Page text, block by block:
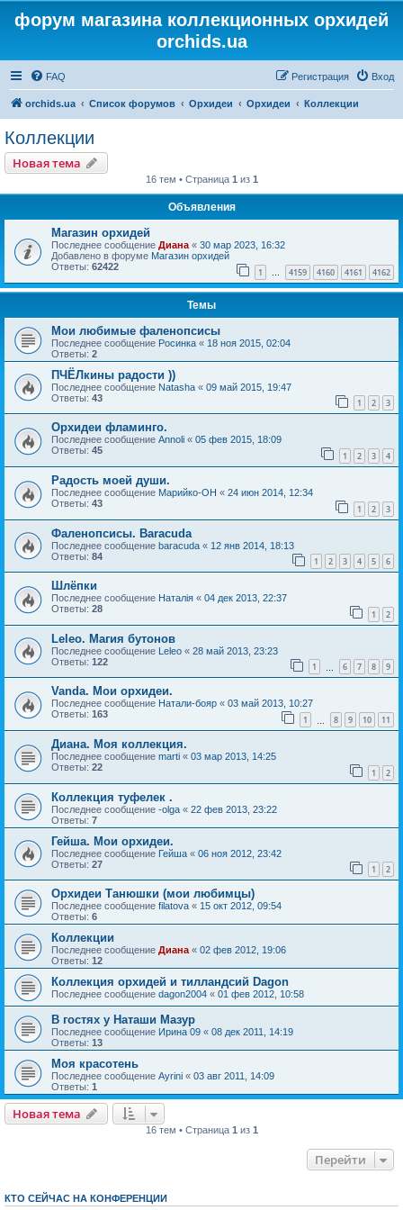
форум магазина коллекционных орхидей
orchids.ua
FAQ Вход
Регистрация
orchids.ua Список форумов Орхидеи Орхидеи Коллекции
Коллекции
Новая тема
16 тем • Страница 1 из 1
Объявления
Магазин орхидей
Последнее сообщение Диана « 30 мар 2023, 16:32
Добавлено в форуме Магазин орхидей
Ответы: 62422 1 … 4159 4160 4161 4162
Темы
Мои любимые фаленопсисы
Последнее сообщение Росинка « 18 ноя 2015, 02:04
Ответы: 2
ПЧЁЛкины радости ))
Последнее сообщение Natasha « 09 май 2015, 19:47
Ответы: 43 1 2 3
Орхидеи фламинго.
Последнее сообщение Annoli « 05 фев 2015, 18:09
Ответы: 45 1 2 3 4
Радость моей души.
Последнее сообщение Марийко-ОН « 24 июн 2014, 12:34
Ответы: 43 1 2 3
Фаленопсисы. Baracuda
Последнее сообщение baracuda « 12 янв 2014, 18:13
Ответы: 84 1 2 3 4 5 6
Шлёпки
Последнее сообщение Наталія « 04 дек 2013, 22:37
Ответы: 28 1 2
Leleo. Магия бутонов
Последнее сообщение Leleo « 28 май 2013, 23:23
Ответы: 122 1 6 7 8 9
Vanda. Мои орхидеи.
Последнее сообщение Натали-бояр « 03 май 2013, 10:27
Ответы: 163 1 8 9 10 11
Диана. Моя коллекция.
Последнее сообщение marti « 03 мар 2013, 14:25
Ответы: 22 1 2
Коллекция туфелек .
Последнее сообщение -olga « 22 фев 2013, 23:22
Ответы: 7
Гейша. Мои орхидеи.
Последнее сообщение Гейша « 06 ноя 2012, 23:42
Ответы: 27 1 2
Орхидеи Танюшки (мои любимцы)
Последнее сообщение filatova « 15 окт 2012, 09:54
Ответы: 6
Коллекции
Последнее сообщение Диана« 02 фев 2012, 19:06
Ответы: 12
Коллекция орхидей и тилландсий Dagon
Последнее сообщение dagon2004 « 01 фев 2012, 10:58
В гостях у Наташи Мазур
Последнее сообщение Ирина 09 « 08 дек 2011, 14:19
Ответы: 13
Моя красотень
Последнее сообщение Ayrini « 03 авг 2011, 14:09
Ответы: 1
Новая тема
16 тем • Страница 1из 1
Перейти
КТО СЕЙЧАС НА КОНФЕРЕНЦИИ